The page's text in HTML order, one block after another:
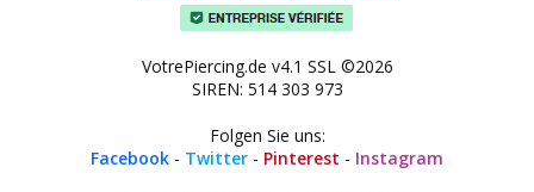
VotrePiercing.de v4.1 SSL ©2026
SIREN: 514 303 973
Folgen Sie uns:
Facebook - Twitter - Pinterest - Instagram